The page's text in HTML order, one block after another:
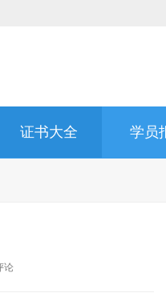
证书大全 学员
论